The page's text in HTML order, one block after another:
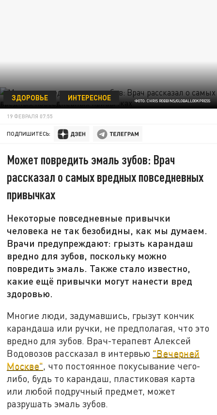
ФОТО: CHRIS ROBBINS/GLOBALLOOKPRESS
ЗДОРОВЬЕ ИНТЕРЕСНОЕ
19 ФЕВРАЛЯ 07:55
ПОДПИШИТЕСЬ:
Может повредить эмаль зубов: Врач
рассказал о самых вредных повседневных
привычках
Некоторые повседневные привычки
человека не так безобидны, как мы думаем.
Врачи предупреждают: грызть карандаш
вредно для зубов, поскольку можно
повредить эмаль. Также стало известно,
какие ещё привычки могут нанести вред
здоровью.
Многие люди, задумавшись, грызут кончик
карандаша или ручки, не предполагая, что это
вредно для зубов. Врач-терапевт Алексей
Водовозов рассказал в интервью "Вечерней
Москве", что постоянное покусывание чего-
либо, будь то карандаш, пластиковая карта
или любой подручный предмет, может
разрушать эмаль зубов.